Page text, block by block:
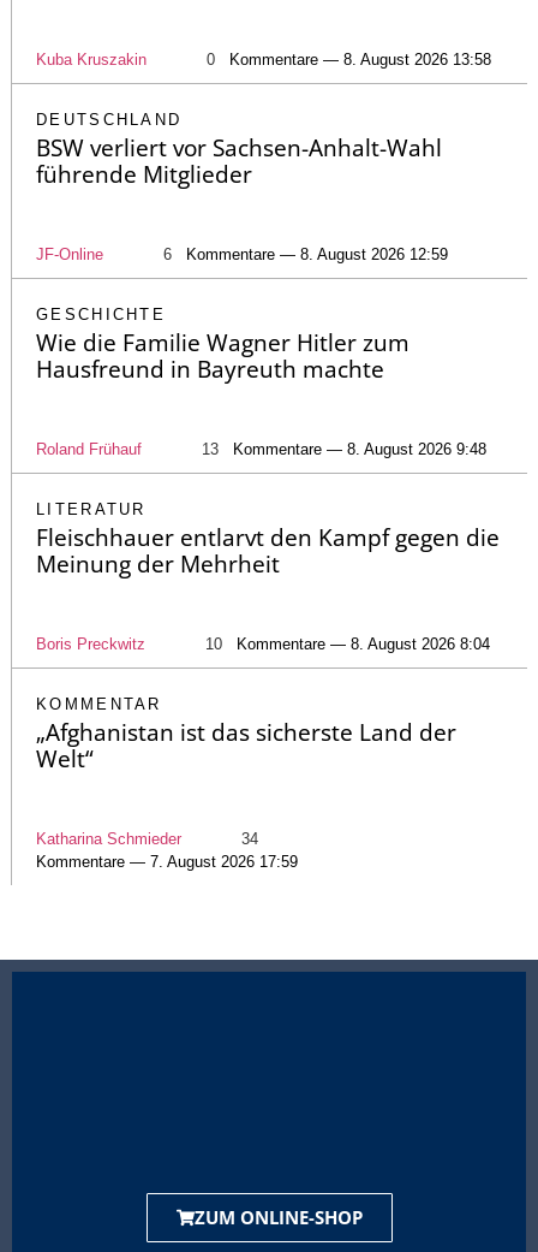
Kuba Kruszakin 0 Kommentare — 8. August 2026 13:58
DEUTSCHLAND
BSW verliert vor Sachsen-Anhalt-Wahl
führende Mitglieder
JF-Online 6 Kommentare — 8. August 2026 12:59
GESCHICHTE
Wie die Familie Wagner Hitler zum
Hausfreund in Bayreuth machte
Roland Frühauf 13 Kommentare — 8. August 2026 9:48
LITERATUR
Fleischhauer entlarvt den Kampf gegen die
Meinung der Mehrheit
Boris Preckwitz 10 Kommentare — 8. August 2026 8:04
KOMMENTAR
„Afghanistan ist das sicherste Land der
Welt“
Katharina Schmieder
34
Kommentare — 7. August 2026 17:59
ZUM ONLINE-SHOP